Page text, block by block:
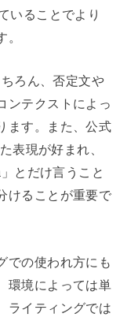
いることでより
ろん、否定文や
ンテクストによっ
ます。また、公式
表現が好まれ、
とだけ言うこと
けることが重要で
での使われ方にも
環境によっては単
ライティングでは